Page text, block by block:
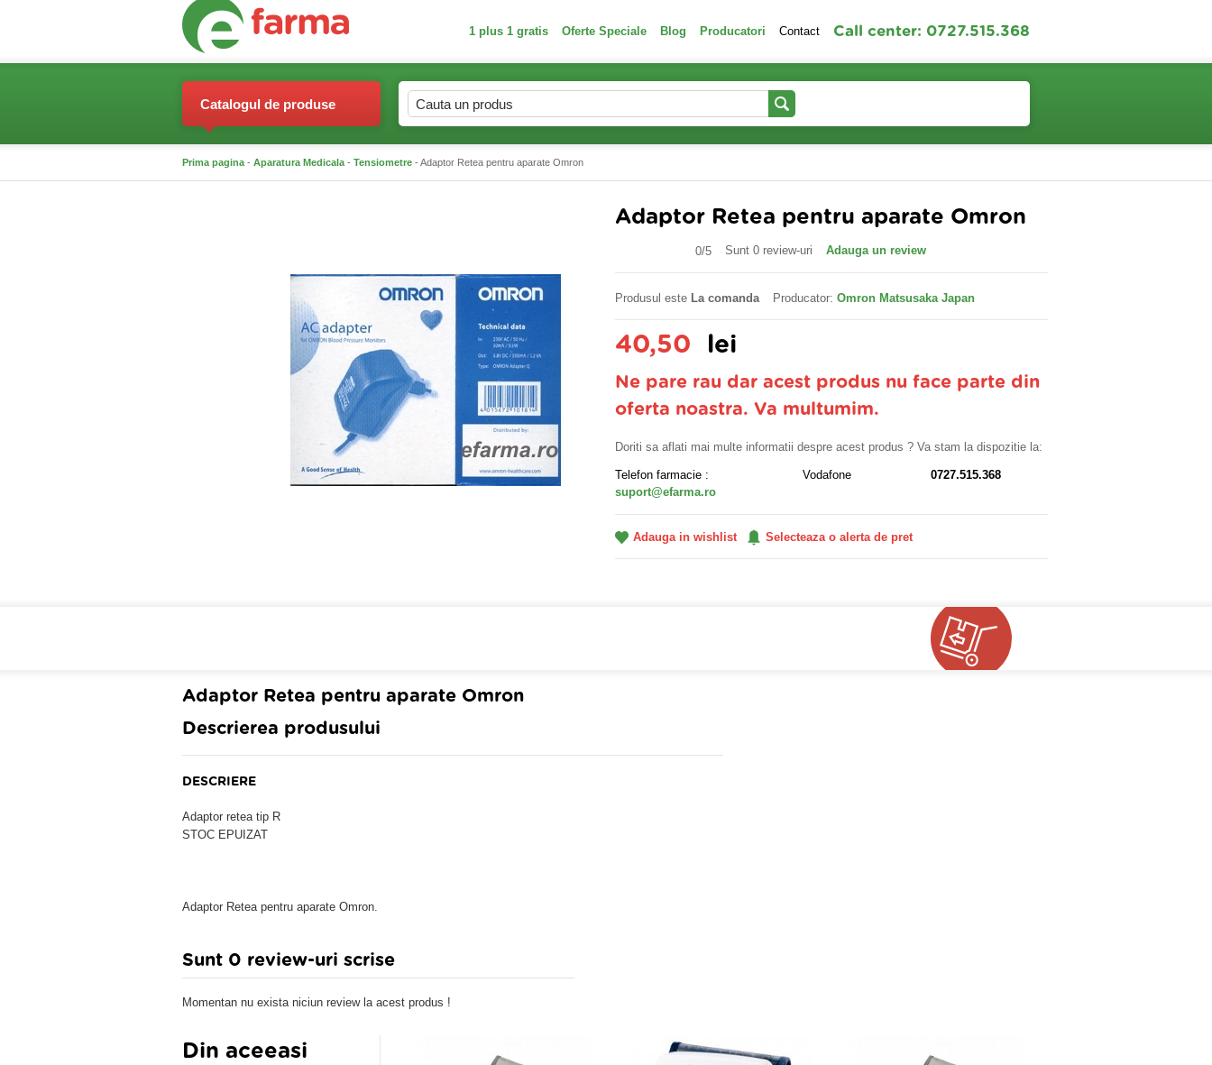
1 plus 1 gratis Oferte Speciale Blog Producatori Contact Call center: 0727.515.368
Catalogul de produse
Prima pagina - Aparatura Medicala - Tensiometre - Adaptor Retea pentru aparate Omron
Adaptor Retea pentru aparate Omron
0/5 Sunt 0 review-uri Adauga un review
Produsul este La comanda Producator: Omron Matsusaka Japan
40,50 lei
Ne pare rau dar acest produs nu face parte din
oferta noastra. Va multumim.
Doriti sa aflati mai multe informatii despre acest produs ? Va stam la dispozitie la:
Telefon farmacie : Vodafone
0727.515.368
suport@efarma.ro
Adauga in wishlist Selecteaza o alerta de pret
Adaptor Retea pentru aparate Omron
Descrierea produsului
DESCRIERE
Adaptor retea tip R
STOC EPUIZAT
Adaptor Retea pentru aparate Omron.
Sunt 0 review-uri scrise
Momentan nu exista niciun review la acest produs !
Din aceeasi